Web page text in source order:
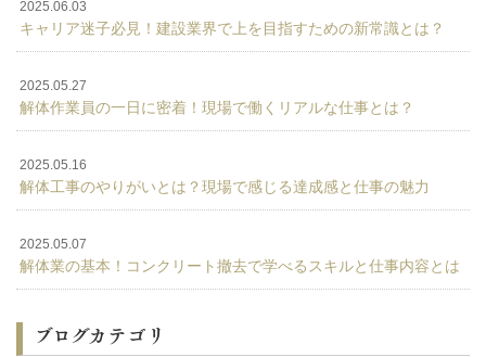
2025.06.03
キャリア迷子必見！建設業界で上を目指すための新常識とは？
2025.05.27
解体作業員の一日に密着！現場で働くリアルな仕事とは？
2025.05.16
解体工事のやりがいとは？現場で感じる達成感と仕事の魅力
2025.05.07
解体業の基本！コンクリート撤去で学べるスキルと仕事内容とは
ブログカテゴリ